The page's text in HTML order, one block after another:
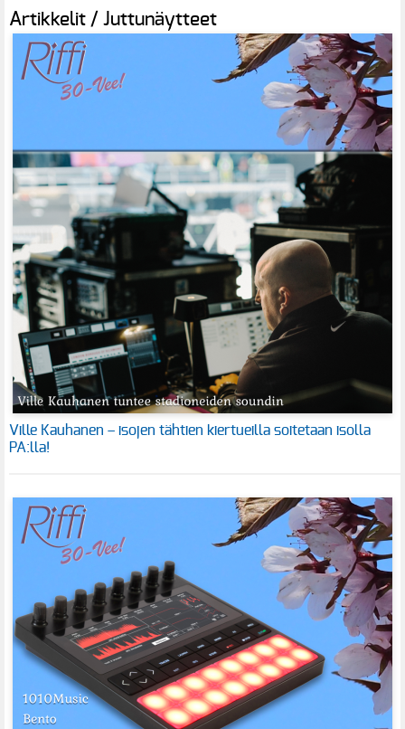
Artikkelit / Juttunäytteet
Ville Kauhanen – isojen tähtien kiertueilla soitetaan isolla
PA:lla!